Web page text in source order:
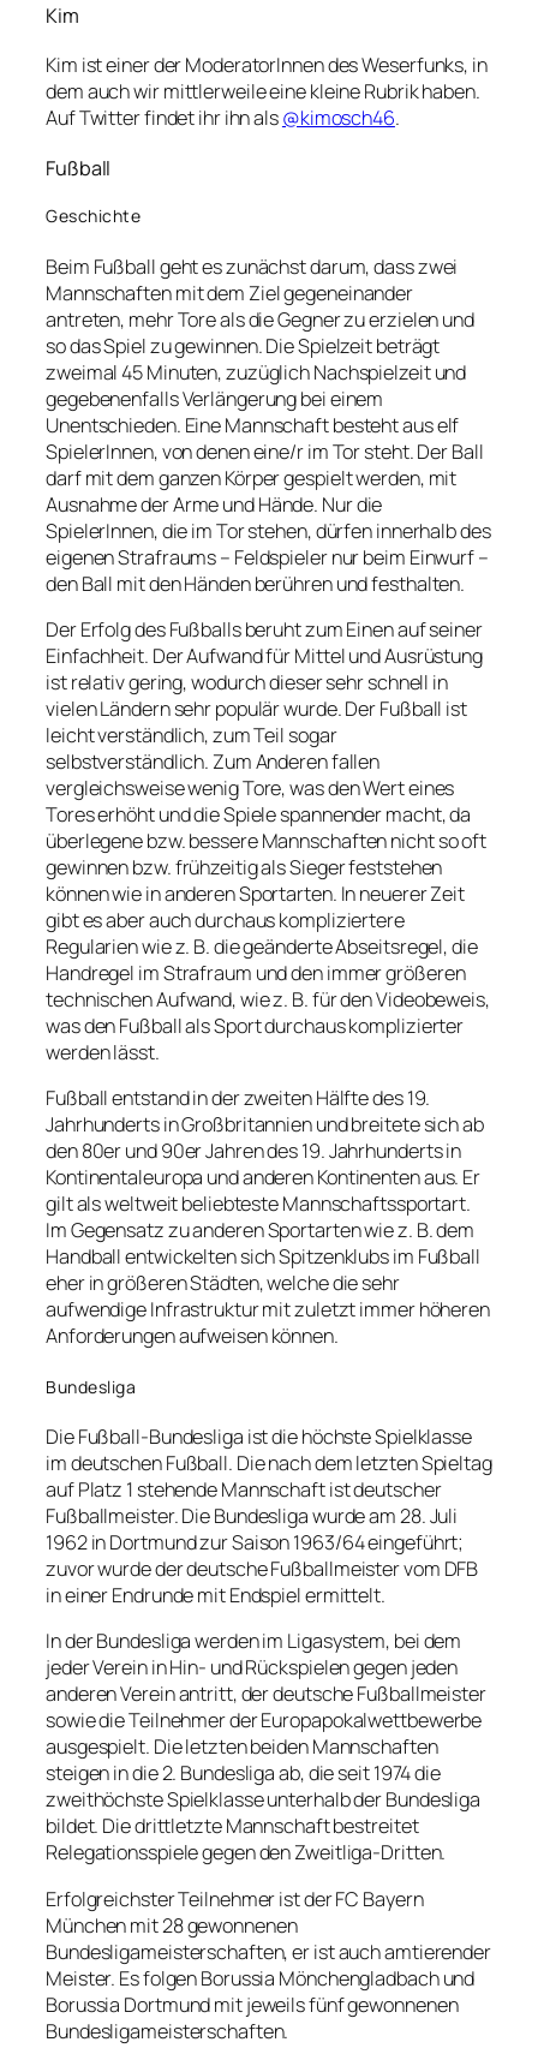
Kim
Kim ist einer der ModeratorInnen des Weserfunks, in
dem auch wir mittlerweile eine kleine Rubrik haben.
Auf Twitter findet ihr ihn als@kimosch46.
Fußball
Geschichte
Beim Fußball geht es zunächst darum, dass zwei
Mannschaften mit dem Ziel gegeneinander
antreten, mehr Tore als die Gegner zu erzielen und
so das Spiel zu gewinnen. Die Spielzeit beträgt
zweimal 45 Minuten, zuzüglich Nachspielzeit und
gegebenenfalls Verlängerung bei einem
Unentschieden. Eine Mannschaft besteht aus elf
SpielerInnen, von denen eine/r im Tor steht. Der Ball
darf mit dem ganzen Körper gespielt werden, mit
Ausnahme der Arme und Hände. Nur die
SpielerInnen, die im Tor stehen, dürfen innerhalb des
eigenen Strafraums – Feldspieler nur beim Einwurf –
den Ball mit den Händen berühren und festhalten.
Der Erfolg des Fußballs beruht zum Einen auf seiner
Einfachheit. Der Aufwand für Mittel und Ausrüstung
ist relativ gering, wodurch dieser sehr schnell in
vielen Ländern sehr populär wurde. Der Fußball ist
leicht verständlich, zum Teil sogar
selbstverständlich. Zum Anderen fallen
vergleichsweise wenig Tore, was den Wert eines
Tores erhöht und die Spiele spannender macht, da
überlegene bzw. bessere Mannschaften nicht so oft
gewinnen bzw. frühzeitig als Sieger feststehen
können wie in anderen Sportarten. In neuerer Zeit
gibt es aber auch durchaus kompliziertere
Regularien wie z. B. die geänderte Abseitsregel, die
Handregel im Strafraum und den immer größeren
technischen Aufwand, wie z. B. für den Videobeweis,
was den Fußball als Sport durchaus komplizierter
werden lässt.
Fußball entstand in der zweiten Hälfte des 19.
Jahrhunderts in Großbritannien und breitete sich ab
den 80er und 90er Jahren des 19. Jahrhunderts in
Kontinentaleuropa und anderen Kontinenten aus. Er
gilt als weltweit beliebteste Mannschaftssportart.
Im Gegensatz zu anderen Sportarten wie z. B. dem
Handball entwickelten sich Spitzenklubs im Fußball
eher in größeren Städten, welche die sehr
aufwendige Infrastruktur mit zuletzt immer höheren
Anforderungen aufweisen können.
Bundesliga
Die Fußball-Bundesliga ist die höchste Spielklasse
im deutschen Fußball. Die nach dem letzten Spieltag
auf Platz 1 stehende Mannschaft ist deutscher
Fußballmeister. Die Bundesliga wurde am 28. Juli
1962 in Dortmund zur Saison 1963/64 eingeführt;
zuvor wurde der deutsche Fußballmeister vom DFB
in einer Endrunde mit Endspiel ermittelt.
In der Bundesliga werden im Ligasystem, bei dem
jeder Verein in Hin- und Rückspielen gegen jeden
anderen Verein antritt, der deutsche Fußballmeister
sowie die Teilnehmer der Europapokalwettbewerbe
ausgespielt. Die letzten beiden Mannschaften
steigen in die 2. Bundesliga ab, die seit 1974 die
zweithöchste Spielklasse unterhalb der Bundesliga
bildet. Die drittletzte Mannschaft bestreitet
Relegationsspiele gegen den Zweitliga-Dritten.
Erfolgreichster Teilnehmer ist der FC Bayern
München mit 28 gewonnenen
Bundesligameisterschaften, er ist auch amtierender
Meister. Es folgen Borussia Mönchengladbach und
Borussia Dortmund mit jeweils fünf gewonnenen
Bundesligameisterschaften.